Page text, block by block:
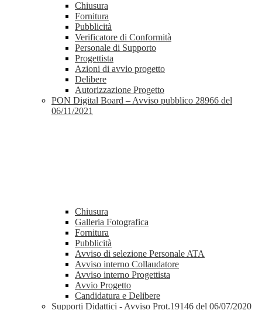
Chiusura
Fornitura
Pubblicità
Verificatore di Conformità
Personale di Supporto
Progettista
Azioni di avvio progetto
Delibere
Autorizzazione Progetto
PON Digital Board – Avviso pubblico 28966 del
06/11/2021
Chiusura
Galleria Fotografica
Fornitura
Pubblicità
Avviso di selezione Personale ATA
Avviso interno Collaudatore
Avviso interno Progettista
Avvio Progetto
Candidatura e Delibere
Supporti Didattici - Avviso Prot.19146 del 06/07/2020